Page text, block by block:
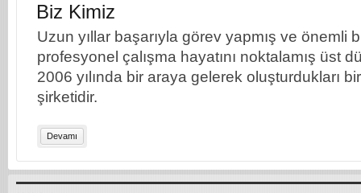
Biz Kimiz
Uzun yıllar başarıyla görev yapmış ve önemli
profesyonel çalışma hayatını noktalamış üst
2006 yılında bir araya gelerek oluşturdukları
şirketidir.
Devamı